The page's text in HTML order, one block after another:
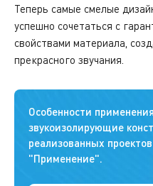
Теперь самые смелые
успешно сочетаться с
свойствами материала,
прекрасного звучания.
Особенности
звукоизолирующие
реализованных
"Применение".